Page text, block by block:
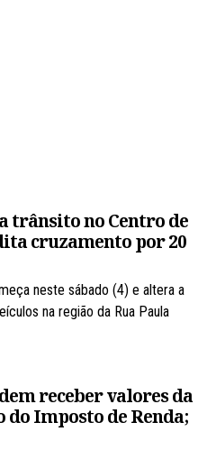
trânsito no Centro de
cruzamento por 20
neste sábado (4) e altera a
na região da Rua Paula
receber valores da
Imposto de Renda;